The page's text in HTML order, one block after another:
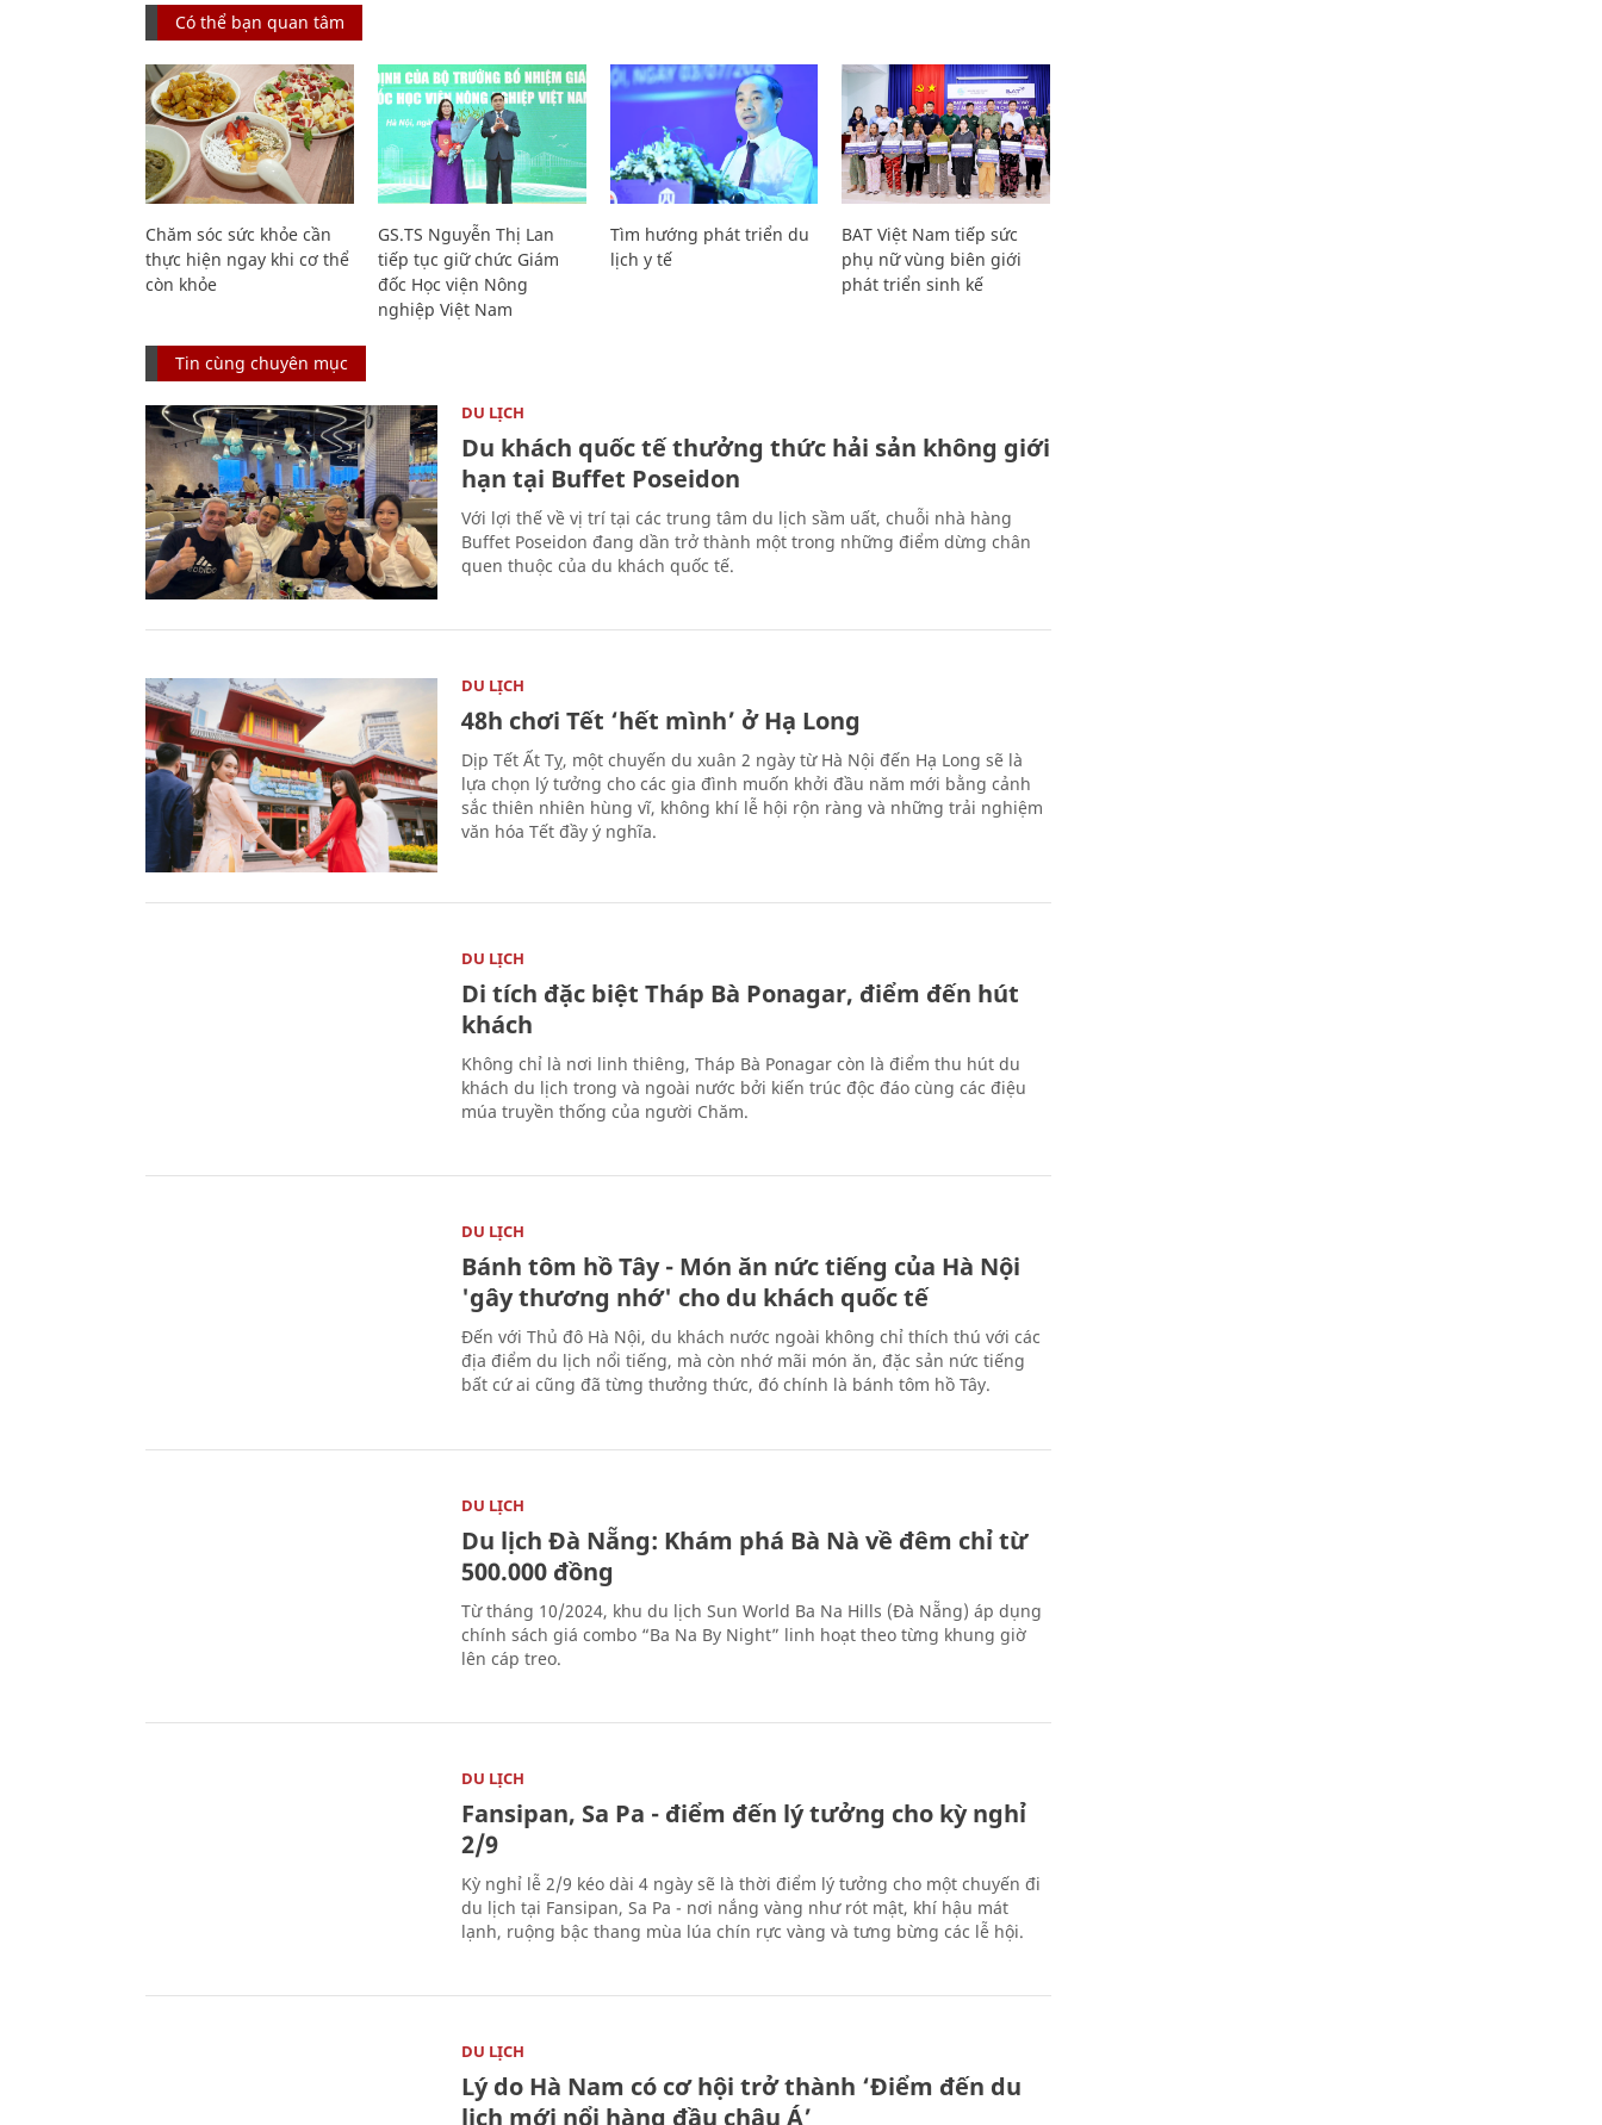
Có thể bạn quan tâm
Chăm sóc sức khỏe cần
thực hiện ngay khi cơ thể
còn khỏe
GS.TS Nguyễn Thị Lan
tiếp tục giữ chức Giám
đốc Học viện Nông
nghiệp Việt Nam
Tìm hướng phát triển du
lịch y tế
BAT Việt Nam tiếp sức
phụ nữ vùng biên giới
phát triển sinh kế
Tin cùng chuyên mục
DU LỊCH
Du khách quốc tế thưởng thức hải sản không giới
hạn tại Buffet Poseidon
Với lợi thế về vị trí tại các trung tâm du lịch sầm uất, chuỗi nhà hàng
Buffet Poseidon đang dần trở thành một trong những điểm dừng chân
quen thuộc của du khách quốc tế.
DU LỊCH
48h chơi Tết ‘hết mình’ ở Hạ Long
Dịp Tết Ất Tỵ, một chuyến du xuân 2 ngày từ Hà Nội đến Hạ Long sẽ là
lựa chọn lý tưởng cho các gia đình muốn khởi đầu năm mới bằng cảnh
sắc thiên nhiên hùng vĩ, không khí lễ hội rộn ràng và những trải nghiệm
văn hóa Tết đầy ý nghĩa.
DU LỊCH
Di tích đặc biệt Tháp Bà Ponagar, điểm đến hút
khách
Không chỉ là nơi linh thiêng, Tháp Bà Ponagar còn là điểm thu hút du
khách du lịch trong và ngoài nước bởi kiến trúc độc đáo cùng các điệu
múa truyền thống của người Chăm.
DU LỊCH
Bánh tôm hồ Tây - Món ăn nức tiếng của Hà Nội
'gây thương nhớ' cho du khách quốc tế
Đến với Thủ đô Hà Nội, du khách nước ngoài không chỉ thích thú với các
địa điểm du lịch nổi tiếng, mà còn nhớ mãi món ăn, đặc sản nức tiếng
bất cứ ai cũng đã từng thưởng thức, đó chính là bánh tôm hồ Tây.
DU LỊCH
Du lịch Đà Nẵng: Khám phá Bà Nà về đêm chỉ từ
500.000 đồng
Từ tháng 10/2024, khu du lịch Sun World Ba Na Hills (Đà Nẵng) áp dụng
chính sách giá combo “Ba Na By Night” linh hoạt theo từng khung giờ
lên cáp treo.
DU LỊCH
Fansipan, Sa Pa - điểm đến lý tưởng cho kỳ nghỉ
2/9
Kỳ nghỉ lễ 2/9 kéo dài 4 ngày sẽ là thời điểm lý tưởng cho một chuyến đi
du lịch tại Fansipan, Sa Pa - nơi nắng vàng như rót mật, khí hậu mát
lạnh, ruộng bậc thang mùa lúa chín rực vàng và tưng bừng các lễ hội.
DU LỊCH
Lý do Hà Nam có cơ hội trở thành ‘Điểm đến du
lịch mới nổi hàng đầu châu Á’